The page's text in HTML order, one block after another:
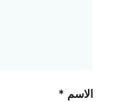
الاسم *